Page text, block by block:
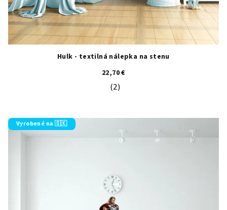
Hulk - textilná nálepka na stenu
22,70 €
Priemerné hodnotenie produktu
(2)
Vyrobené na 🇸🇰